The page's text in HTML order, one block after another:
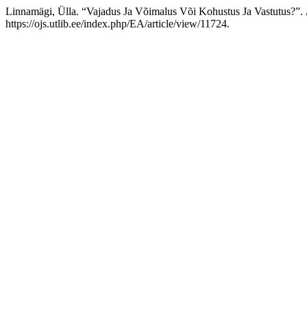
Linnamägi, Ülla. “Vajadus Ja Võimalus Või Kohustus Ja Vastutus?”.
https://ojs.utlib.ee/index.php/EA/article/view/11724.